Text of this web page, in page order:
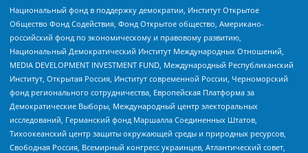
Национальный фонд в поддержку демократии, Институт Открытое
Общество Фонд Содействия, Фонд Открытое общество, Американо-
российский фонд по экономическому и правовому развитию,
Национальный Демократический Институт Международных Отношений,
MEDIA DEVELOPMENT INVESTMENT FUND, Международный Республиканский
Институт, Открытая Россия, Институт современной России, Черноморский
фонд регионального сотрудничества, Европейская Платформа за
Демократические Выборы, Международный центр электоральных
исследований, Германский фонд Маршалла Соединенных Штатов,
Тихоокеанский центр защиты окружающей среды и природных ресурсов,
Свободная Россия, Всемирный конгресс украинцев, Атлантический совет,